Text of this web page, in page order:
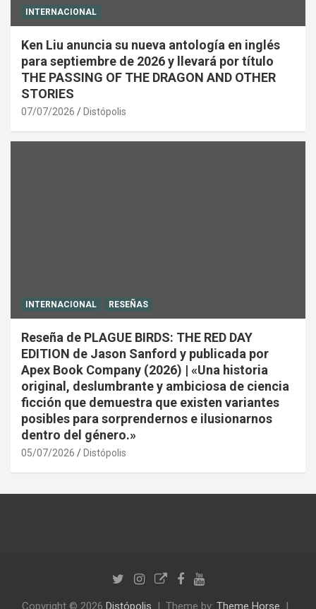
INTERNACIONAL
Ken Liu anuncia su nueva antología en inglés
para septiembre de 2026 y llevará por título
THE PASSING OF THE DRAGON AND OTHER
STORIES
07/07/2026 Distópolis
INTERNACIONAL RESEÑAS
Reseña de PLAGUE BIRDS: THE RED DAY
EDITION de Jason Sanford y publicada por
Apex Book Company (2026) | «Una historia
original, deslumbrante y ambiciosa de ciencia
ficción que demuestra que existen variantes
posibles para sorprendernos e ilusionarnos
dentro del género.»
05/07/2026 Distópolis
Copyright © 2026 Distópolis Theme by: Theme Horse